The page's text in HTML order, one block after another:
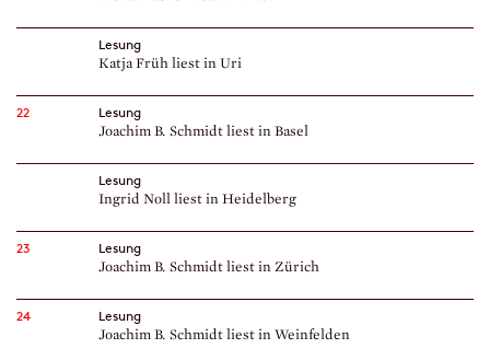
Lesung
Katja Früh liest in Uri
22
Lesung
Joachim B. Schmidt liest in Basel
Lesung
Ingrid Noll liest in Heidelberg
23
Lesung
Joachim B. Schmidt liest in Zürich
24
Lesung
Joachim B. Schmidt liest in Weinfelden